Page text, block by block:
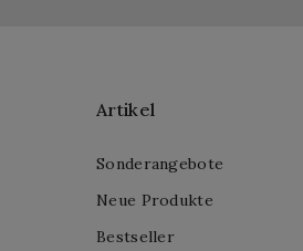
Artikel
Sonderangebote
Neue Produkte
Bestseller